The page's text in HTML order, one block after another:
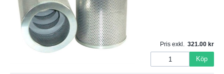
Pris exkl. 321.00
Köp